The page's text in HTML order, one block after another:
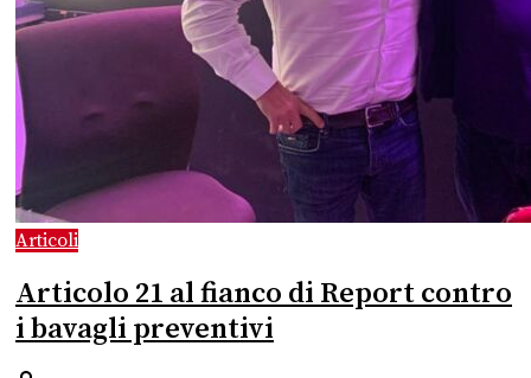
Articoli
Articolo 21 al fianco di Report contro
i bavagli preventivi